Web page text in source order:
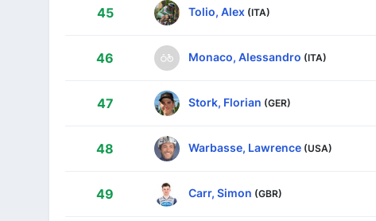
45 Tolio, Alex (ITA)
46 Monaco, Alessandro (ITA)
47 Stork, Florian (GER)
48 Warbasse, Lawrence (USA)
49 Carr, Simon (GBR)